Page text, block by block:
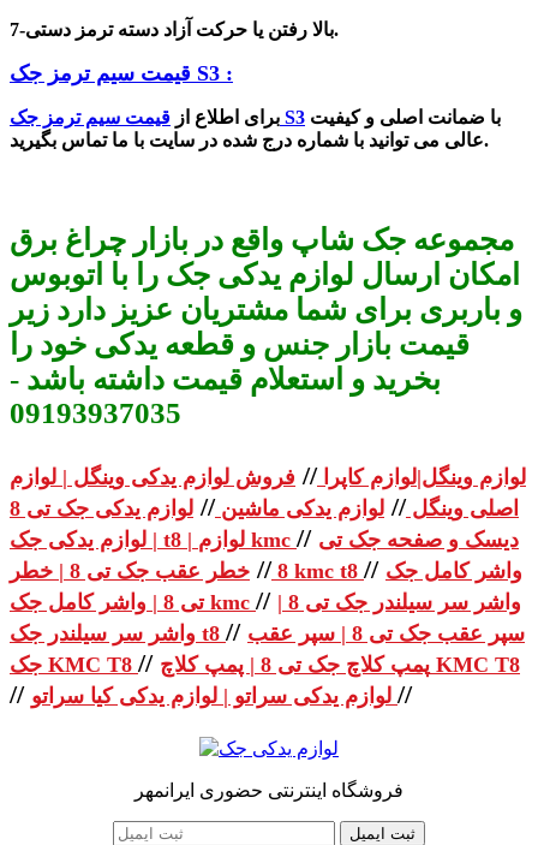
7-بالا رفتن یا حرکت آزاد دسته ترمز دستی.
قیمت سیم ترمز جک S3 :
برای اطلاع از قیمت سیم ترمز جک S3
عالی می توانید با شماره درج شده در سایت با ما تماس بگیرید.
مجموعه جک شاپ واقع در بازار چراغ برق
امکان ارسال لوازم یدکی جک را با اتوبوس
و باربری برای شما مشتریان عزیز دارد زیر
قیمت بازار جنس و قطعه یدکی خود را
بخرید و استعلام قیمت داشته باشد -
09193937035
لوازم وینگل|لوازم کاپرا // فروش لوازم یدکی وینگل | لوازم
اصلی وینگل // لوازم یدکی ماشین //
لوازم یدکی جک تی 8
| لوازم یدکی جک t8 | لوازم kmc // دیسک و صفحه جک تی
8
// خطر عقب جک تی 8 | خطر kmc t8 // واشر کامل جک
تی 8 | واشر کامل جک kmc // واشر سر سیلندر جک تی 8 |
واشر سر سیلندر جک t8 // سپر عقب جک تی 8 | سپر عقب
جک KMC T8 // پمپ کلاچ جک تی 8 | پمپ کلاچ KMC T8
// //
فروشگاه اینترنتی حضوری ایرانمهر
ثبت ایمیل